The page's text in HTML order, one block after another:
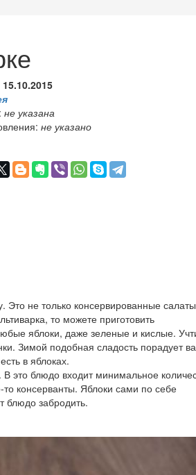
15.10.2015
не указана
не указано
Это не только консервированные
то можете приготовить
яблоки, даже зеленые и кислые.
Зимой подобная сладость порадует
в яблоках.
это блюдо входит минимальное
консерванты. Яблоки сами по себе
блюдо забродить.